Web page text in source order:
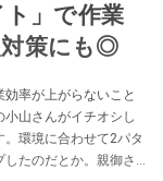
」で作業
対策にも◎
率が上がらないこと
山さんがイチオシし
環境に合わせて2パタ
たのだとか。親御さ